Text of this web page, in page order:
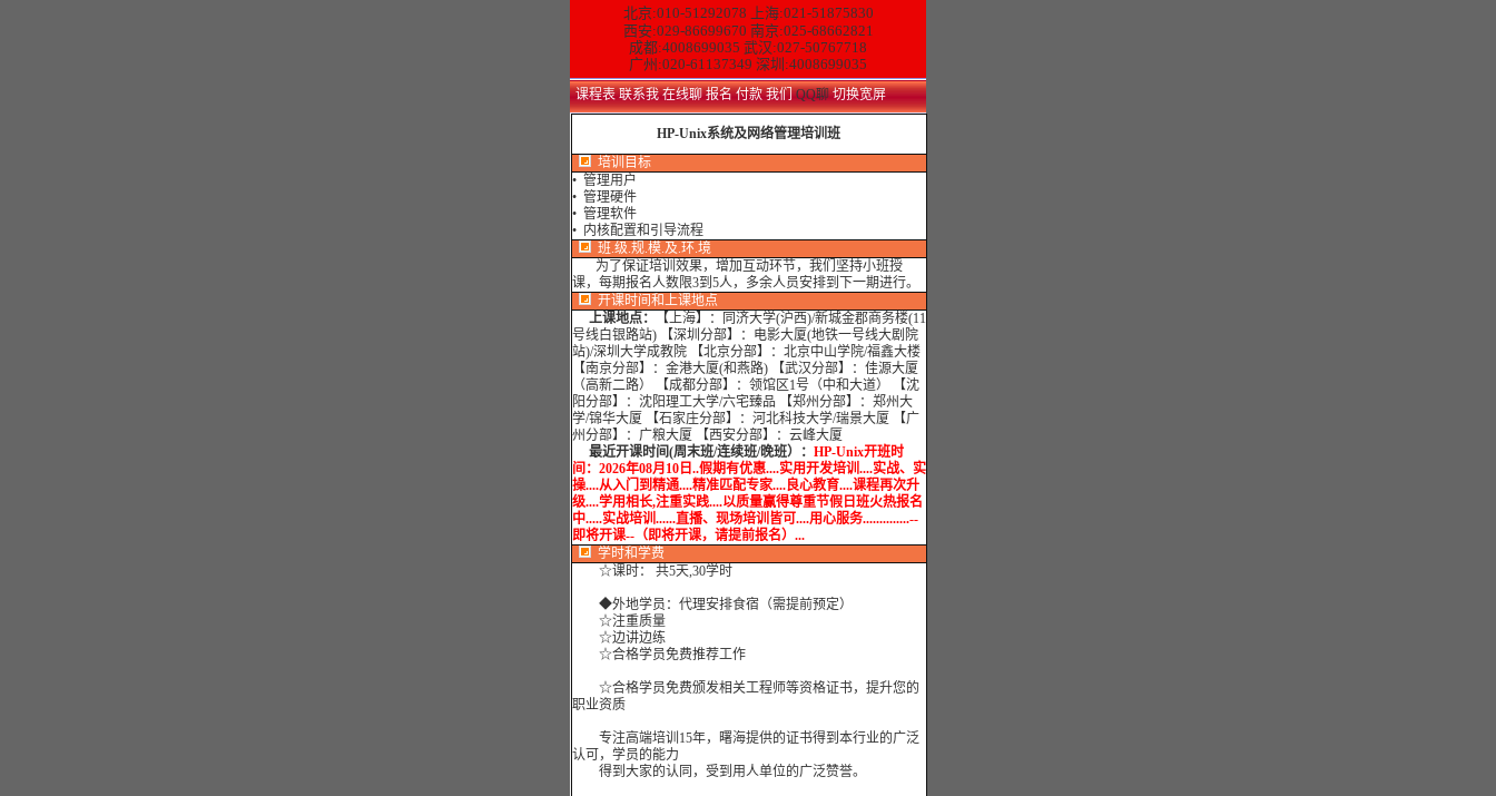
北京:010-51292078
上海:021-51875830
西安:029-86699670 南京:025-68662821
成都:4008699035 武汉:027-50767718
广州:020-61137349 深圳:4008699035
课程表 联系我 在线聊 报名 付款 我们 QQ聊切换宽屏
HP-Unix系统及网络管理培训班
培训目标
• 管理用户
• 管理硬件
• 管理软件
• 内核配置和引导流程
班.级.规.模.及.环.境
为了保证培训效果，增加互动环节，我们坚持小班授
课，每期报名人数限3到5人，多余人员安排到下一期进行。
开课时间和上课地点
上课地点：
【上海】：同济大学(沪西)/新城金郡商务楼(11
号线白银路站) 【深圳分部】：电影大厦(地铁一号线大剧院
站)/深圳大学成教院 【北京分部】：北京中山学院/福鑫大楼
【南京分部】：金港大厦(和燕路) 【武汉分部】：佳源大厦
（高新二路） 【成都分部】：领馆区1号（中和大道） 【沈
阳分部】：沈阳理工大学/六宅臻品 【郑州分部】：郑州大
学/锦华大厦 【石家庄分部】：河北科技大学/瑞景大厦 【广
州分部】：广粮大厦 【西安分部】：云峰大厦
最近开课时间(周末班/连续班/晚班）： HP-Unix开班时
间：2026年08月10日..假期有优惠....实用开发培训....实战、实
操....从入门到精通....精准匹配专家....良心教育....课程再次升
级....学用相长,注重实践....以质量赢得尊重节假日班火热报名
中.....实战培训......直播、现场培训皆可....用心服务..............--
即将开课--（即将开课，请提前报名）...
学时和学费
☆课时： 共5天,30学时
◆外地学员：代理安排食宿（需提前预定）
☆注重质量
☆边讲边练
☆合格学员免费推荐工作
☆合格学员免费颁发相关工程师等资格证书，提升您的
职业资质
专注高端培训15年，曙海提供的证书得到本行业的广泛
认可，学员的能力
得到大家的认同，受到用人单位的广泛赞誉。